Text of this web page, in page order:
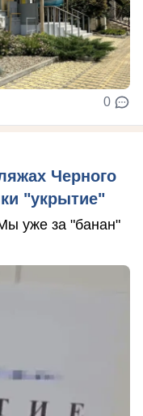
0
Черного
"укрытие"
уже за "банан"